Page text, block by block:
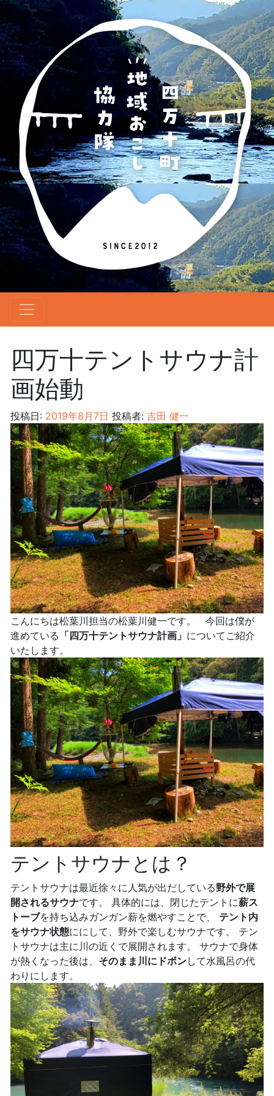
四万十テントサウナ計
画始動
投稿日: 2019年8月7日 投稿者: 吉田 健一
こんにちは松葉川担当の松葉川健一です。 今回は僕が
進めている 「四万十テントサウナ計画」 についてご紹介
いたします。
テントサウナとは？
テントサウナは最近徐々に人気が出だしている野外で展
開されるサウナです。 具体的には、閉じたテントに薪ス
トーブを持ち込みガンガン薪を燃やすことで、 テント内
をサウナ状態ににして、野外で楽しむサウナです。 テン
トサウナは主に川の近くで展開されます。 サウナで身体
が熱くなった後は、 そのまま川にドボンして水風呂の代
わりにします。